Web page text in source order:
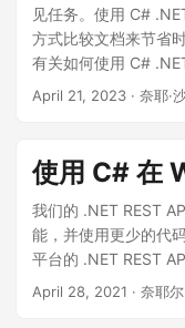
见任务。使用 C#
方式比较文档来节省
有关如何使用 C#
探讨不同的场景，例
April 21, 2023 · 奈耶·
使用 C# 在
我们的 .NET REST
能，并使用更少的代
平台的 .NET REST
April 28, 2021 · 奈耶